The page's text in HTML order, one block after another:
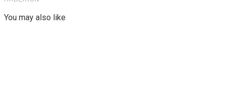
You may also like